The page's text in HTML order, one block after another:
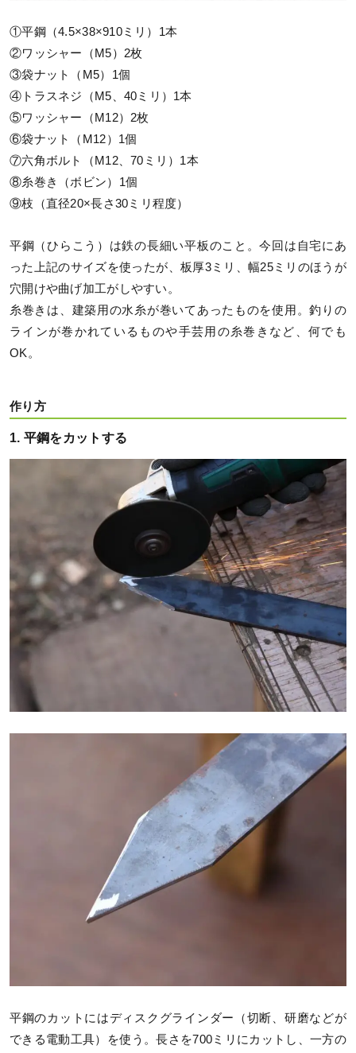
①平鋼（4.5×38×910ミリ）1本
②ワッシャー（M5）2枚
③袋ナット（M5）1個
④トラスネジ（M5、40ミリ）1本
⑤ワッシャー（M12）2枚
⑥袋ナット（M12）1個
⑦六角ボルト（M12、70ミリ）1本
⑧糸巻き（ボビン）1個
⑨枝（直径20×長さ30ミリ程度）
平鋼（ひらこう）は鉄の長細い平板のこと。今回は自宅にあ
った上記のサイズを使ったが、板厚3ミリ、幅25ミリのほうが
穴開けや曲げ加工がしやすい。
糸巻きは、建築用の水糸が巻いてあったものを使用。釣りの
ラインが巻かれているものや手芸用の糸巻きなど、何でも
OK。
作り方
1. 平鋼をカットする
平鋼のカットにはディスクグラインダー（切断、研磨などが
できる電動工具）を使う。長さを700ミリにカットし、一方の